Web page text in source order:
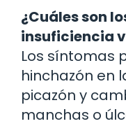
¿Cuáles son
insuficiencia
Los síntomas
hinchazón en
picazón y
manchas o